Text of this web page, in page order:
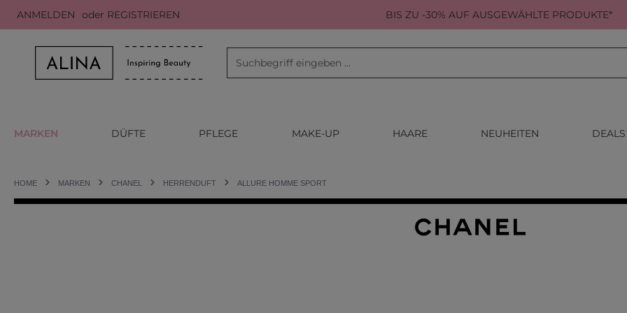
Hauptinhalt springen
Zur Suche springen
Zur Hauptnavigation springen
ANMELDEN oder REGISTRIEREN BIS ZU -30% AUF AUSGEWÄHLTE PRODUKTE*
MARKEN DÜFTE PFLEGE MAKE-UP HAARE NEUHEITEN DEALS
HOME MARKEN CHANEL HERRENDUFT ALLURE HOMME SPORT